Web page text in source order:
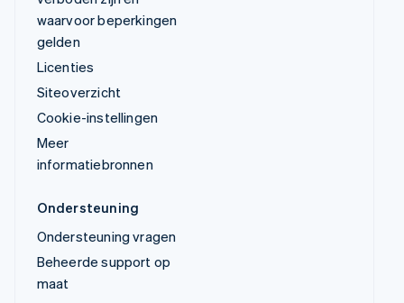
waarvoor beperkingen
gelden
Licenties
Siteoverzicht
Cookie-instellingen
Meer
informatiebronnen
Ondersteuning
Ondersteuning vragen
Beheerde support op
maat